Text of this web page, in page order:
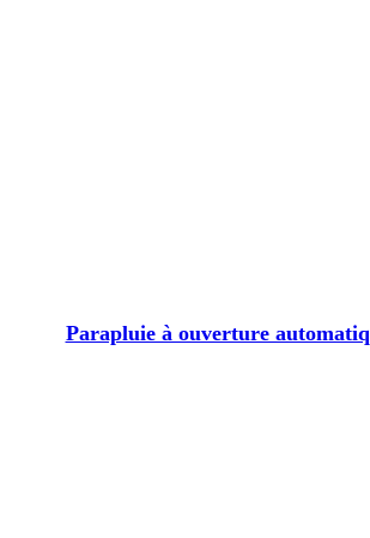
Parapluie à ouverture